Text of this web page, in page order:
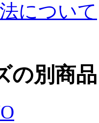
について
の別商品